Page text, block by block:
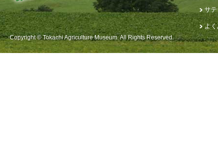
サ
よ
Copyright © Tokachi Agriculture Museum. All Rights Reserved.